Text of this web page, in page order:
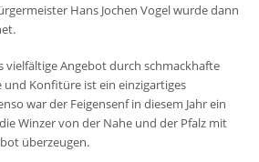
Hans Jochen Vogel wurde dann
vielfältige Angebot durch schmackhafte
und Konfitüre ist ein einzigartiges
war der Feigensenf in diesem Jahr ein
Winzer von der Nahe und der Pfalz mit
überzeugen.